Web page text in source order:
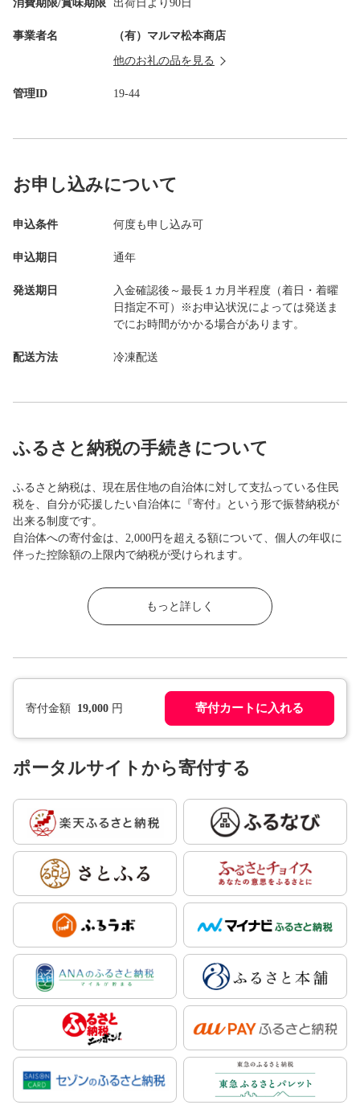
消費期限/賞味期限 出荷日より90日
事業者名 （有）マルマ松本商店
他のお礼の品を見る
管理ID 19-44
お申し込みについて
申込条件 何度も申し込み可
申込期日 通年
発送期日
入金確認後～最長１カ月半程度（着日・着曜
日指定不可）※お申込状況によっては発送ま
でにお時間がかかる場合があります。
配送方法 冷凍配送
ふるさと納税の手続きについて
ふるさと納税は、現在居住地の自治体に対して支払っている住民
税を、自分が応援したい自治体に『寄付』という形で振替納税が
出来る制度です。
自治体への寄付金は、2,000円を超える額について、個人の年収に
伴った控除額の上限内で納税が受けられます。
もっと詳しく
寄付金額 19,000 円 寄付カートに入れる
ポータルサイトから寄付する